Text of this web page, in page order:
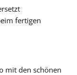
fertigen
mit den schönen